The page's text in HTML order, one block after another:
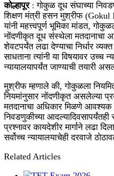
कोल्हापूर : गोकुळ दूध संघाच्या
शिक्षण मंत्री हसन मुश्रीफ
यांनी महत्त्वपूर्ण भूमिका मांडत,
नोंदणीकृत दूध संस्थेला मतदानाचा
शेवटपर्यंत लढा देण्याचा निर्धार
साधताना त्यांनी या विषयावर उच्च
न्यायालयापर्यंत जाण्याची तयारी
मुश्रीफ म्हणाले की, गोकुळला
नियमांनुसार नोंदणीकृत असलेल्या
मतदानाचा अधिकार मिळणे आवश्यक
निवडणुकीच्या
प्रश्नावर कायदेशीर मार्गाने लढा
सर्वोच्च न्यायालयाचेही दरवाजे
Related Articles